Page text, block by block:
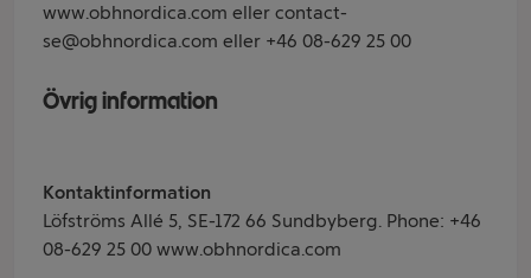
www.obhnordica.com eller contact-
se@obhnordica.com eller +46 08-629 25 00
Övrig information
Kontaktinformation
Löfströms Allé 5, SE-172 66 Sundbyberg. Phone: +46
08-629 25 00 www.obhnordica.com